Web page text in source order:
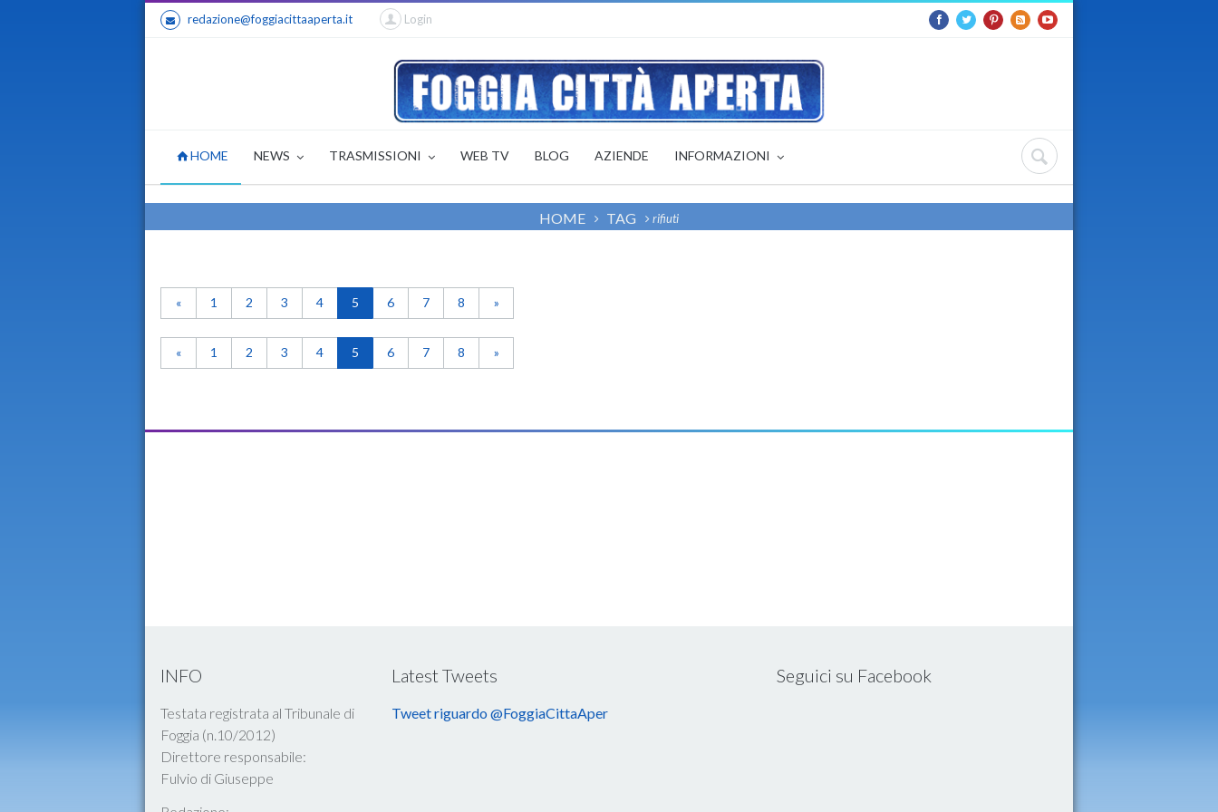
redazione@foggiacittaaperta.it Login
HOME NEWS TRASMISSIONI WEB TV BLOG AZIENDE INFORMAZIONI
HOME TAG rifiuti
« 1 2 3 4 5 6 7 8 »
« 1 2 3 4 5 6 7 8 »
INFO
Testata registrata al Tribunale di
Foggia (n.10/2012)
Direttore responsabile:
Fulvio di Giuseppe
Latest Tweets
Tweet riguardo @FoggiaCittaAper
Seguici su Facebook